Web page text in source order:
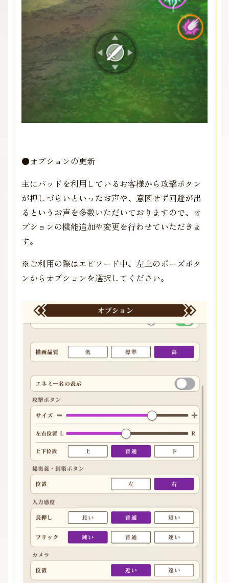
●オプションの更新
主にパッドを利用しているお客様から攻撃ボタン
が押しづらいといったお声や、意図せず回避が出
るというお声を多数いただいておりますので、オ
プションの機能追加や変更を行わせていただきま
す。
※ご利用の際はエピソード中、左上のポーズボタ
ンからオプションを選択してください。